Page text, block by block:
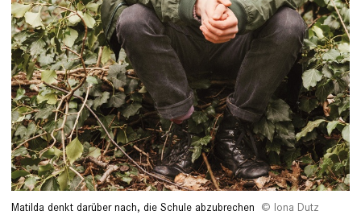
Matilda denkt darüber nach, die Schule abzubrechen Iona Dutz